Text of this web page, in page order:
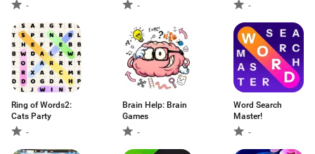
-
-
-
Ring of Words2:
Cats Party
-
Brain Help: Brain
Games
-
Word Search
Master!
-